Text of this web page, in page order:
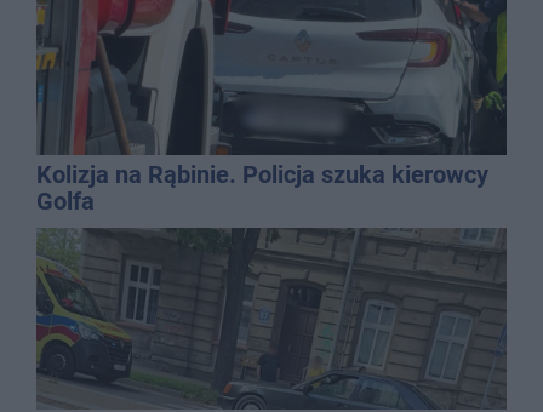
Kolizja na Rąbinie. Policja szuka kierowcy
Golfa